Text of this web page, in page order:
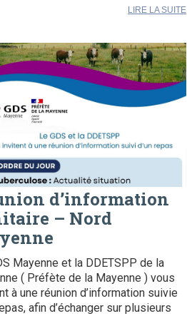
LIRE LA SUITE
d’information
– Nord
Mayenne et la DDETSPP de la
( Préfète de la Mayenne ) vous
à une réunion d’information suivie
afin d’échanger sur plusieurs